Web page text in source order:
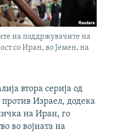
на поддржувачите на
со Иран, во Јемен, на
втора серија од
Израел, додека
на Иран, го
во војната на